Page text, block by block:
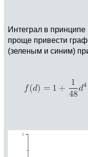
Интеграл в
проще привести
(зеленым и синим)